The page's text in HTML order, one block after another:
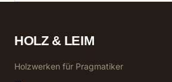
HOLZ & LEIM
Holzwerken für Pragmatiker